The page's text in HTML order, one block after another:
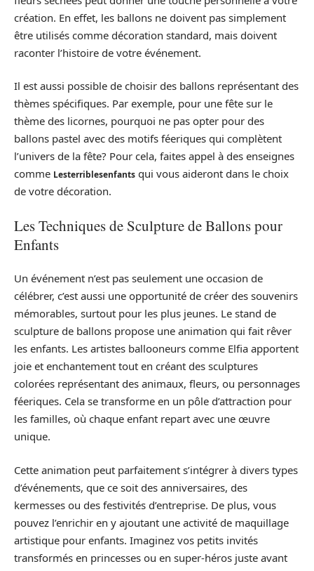
création. En effet, les ballons ne doivent pas simplement
être utilisés comme décoration standard, mais doivent
raconter l’histoire de votre événement.
Il est aussi possible de choisir des ballons représentant des
thèmes spécifiques. Par exemple, pour une fête sur le
thème des licornes, pourquoi ne pas opter pour des
ballons pastel avec des motifs féeriques qui complètent
l’univers de la fête? Pour cela, faites appel à des enseignes
comme Lesterriblesenfants qui vous aideront dans le choix
de votre décoration.
Les Techniques de Sculpture de Ballons pour
Enfants
Un événement n’est pas seulement une occasion de
célébrer, c’est aussi une opportunité de créer des souvenirs
mémorables, surtout pour les plus jeunes. Le stand de
sculpture de ballons propose une animation qui fait rêver
les enfants. Les artistes ballooneurs comme Elfia apportent
joie et enchantement tout en créant des sculptures
colorées représentant des animaux, fleurs, ou personnages
féeriques. Cela se transforme en un pôle d’attraction pour
les familles, où chaque enfant repart avec une œuvre
unique.
Cette animation peut parfaitement s’intégrer à divers types
d’événements, que ce soit des anniversaires, des
kermesses ou des festivités d’entreprise. De plus, vous
pouvez l’enrichir en y ajoutant une activité de maquillage
artistique pour enfants. Imaginez vos petits invités
transformés en princesses ou en super-héros juste avant